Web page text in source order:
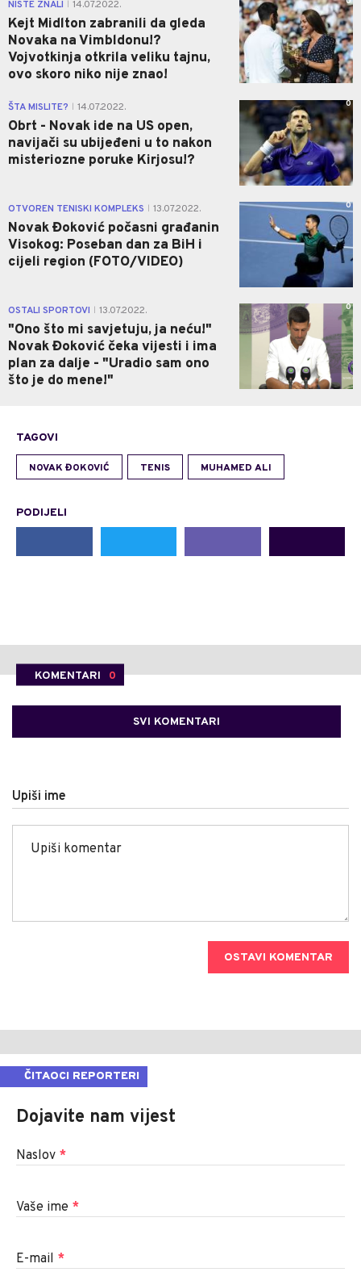
NISTE ZNALI 14.07.2022.
Kejt Midlton zabranili da gleda
Novaka na Vimbldonu!?
Vojvotkinja otkrila veliku tajnu,
ovo skoro niko nije znao!
ŠTA MISLITE? 14.07.2022.
Obrt - Novak ide na US open,
navijači su ubijeđeni u to nakon
misteriozne poruke Kirjosu!?
0
OTVOREN TENISKI KOMPLEKS 13.07.2022.
Novak Đoković počasni građanin
Visokog: Poseban dan za BiH i
cijeli region (FOTO/VIDEO)
0
OSTALI SPORTOVI 13.07.2022.
"Ono što mi savjetuju, ja neću!"
Novak Đoković čeka vijesti i ima
plan za dalje - "Uradio sam ono
što je do mene!"
0
TAGOVI
NOVAK ĐOKOVIĆ TENIS MUHAMED ALI
PODIJELI
KOMENTARI 0
SVI KOMENTARI
Upiši ime
OSTAVI KOMENTAR
ČITAOCI REPORTERI
Dojavite nam vijest
Naslov *
Vaše ime *
E-mail *